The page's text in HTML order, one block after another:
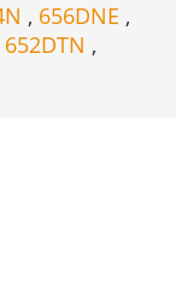
, 656DNE ,
652DTN ,